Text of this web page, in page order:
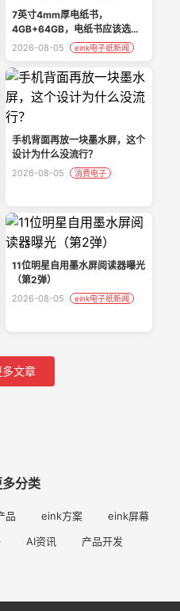
7英寸4mm厚电纸书，
4GB+64GB，电纸书应该选黑
白还是彩色屏？
2026-08-05 eink电子纸新闻
手机背面再放一块墨水屏，这个
设计为什么没流行？
2026-08-05 消费电子
11位明星自用墨水屏阅读器曝光
（第2弹）
2026-08-05 eink电子纸新闻
文章
分类
品 eink方案
eink屏幕
AI资讯 产品开发